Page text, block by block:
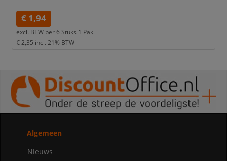
€ 1,94
excl. BTW per6 Stuks 1 Pak
€ 2,35 incl. 21% BTW
Algemeen
Nieuws